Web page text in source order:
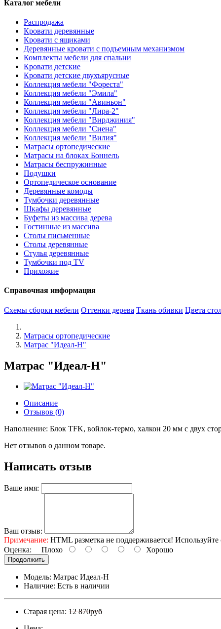
Каталог мебели
Распродажа
Кровати деревянные
Кровати с ящиками
Деревянные кровати с подъемным механизмом
Комплекты мебели для спальни
Кровати детские
Кровати детские двухъярусные
Коллекция мебели "Фореста"
Коллекция мебели "Эмила"
Коллекция мебели "Авиньон"
Коллекция мебели "Лира-2"
Коллекция мебели "Вирджиния"
Коллекция мебели "Сиена"
Коллекция мебели "Вилия"
Матрасы ортопедические
Матрасы на блоках Боннель
Матрасы беспружинные
Подушки
Ортопедическое основание
Деревянные комоды
Тумбочки деревянные
Шкафы деревянные
Буфеты из массива дерева
Гостинные из массива
Столы письменные
Столы деревянные
Стулья деревянные
Тумбочки под TV
Прихожие
Справочная информация
Схемы сборки мебели Оттенки дерева Ткань обивки Цвета
Матрасы ортопедические
Матрас "Идеал-Н"
Матрас "Идеал-Н"
Описание
Отзывов (0)
Наполнение: Блок TFK, войлок-термо, халкон 20 мм с двух
Нет отзывов о данном товаре.
Написать отзыв
Ваше имя:
Ваш отзыв:
Примечание: HTML разметка не поддерживается!
Оценка: Плохо Хорошо
Продолжить
Модель: Матрас Идеал-Н
Наличие: Есть в наличии
Старая цена: 12 870руб